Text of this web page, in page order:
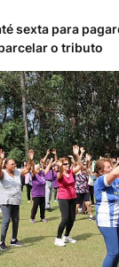
sexta para
o tributo